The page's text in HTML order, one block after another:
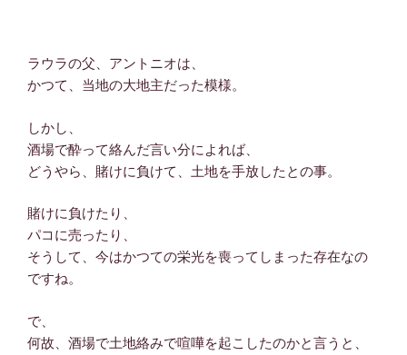
ラウラの父、アントニオは、
かつて、当地の大地主だった模様。
しかし、
酒場で酔って絡んだ言い分によれば、
どうやら、賭けに負けて、土地を手放したとの事。
賭けに負けたり、
パコに売ったり、
そうして、今はかつての栄光を喪ってしまった存在なの
ですね。
で、
何故、酒場で土地絡みで喧嘩を起こしたのかと言うと、